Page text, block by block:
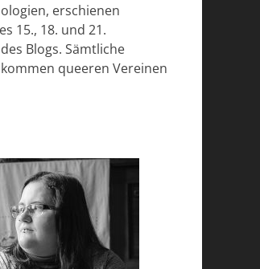
erschienen
15., 18. und 21.
Blogs. Sämtliche
queeren Vereinen